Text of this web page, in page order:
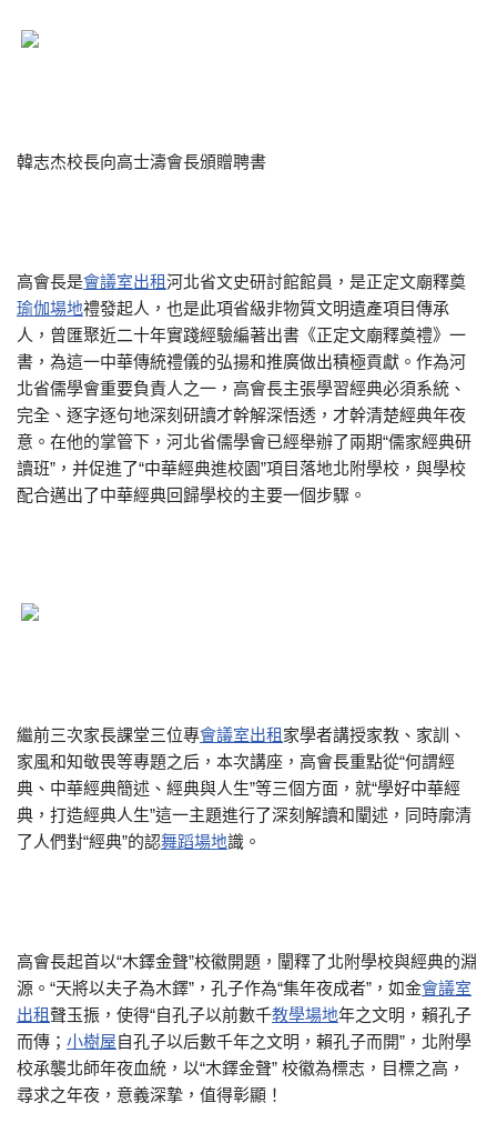
韓志杰校長向高士濤會長頒贈聘書
高會長是會議室出租河北省文史研討館館員，是正定文廟釋奠
瑜伽場地禮發起人，也是此項省級非物質文明遺產項目傳承
人，曾匯聚近二十年實踐經驗編著出書《正定文廟釋奠禮》一
書，為這一中華傳統禮儀的弘揚和推廣做出積極貢獻。作為河
北省儒學會重要負責人之一，高會長主張學習經典必須系統、
完全、逐字逐句地深刻研讀才幹解深悟透，才幹清楚經典年夜
意。在他的掌管下，河北省儒學會已經舉辦了兩期“儒家經典研
讀班”，并促進了“中華經典進校園”項目落地北附學校，與學校
配合邁出了中華經典回歸學校的主要一個步驟。
繼前三次家長課堂三位專會議室出租 家學者講授家教、家訓、
家風和知敬畏等專題之后，本次講座，高會長重點從“何謂經
典、中華經典簡述、經典與人生”等三個方面，就“學好中華經
典，打造經典人生”這一主題進行了深刻解讀和闡述，同時廓清
了人們對“經典”的認舞蹈場地識。
高會長起首以“木鐸金聲”校徽開題，闡釋了北附學校與經典的淵
源。“天將以夫子為木鐸”，孔子作為“集年夜成者”，如金會議室
出租 聲玉振，使得“自孔子以前數千教學場地年之文明，賴孔子
而傳； 小樹屋自孔子以后數千年之文明，賴孔子而開”，北附學
校承襲北師年夜血統，以“木鐸金聲” 校徽為標志，目標之高，
尋求之年夜，意義深摯，值得彰顯！